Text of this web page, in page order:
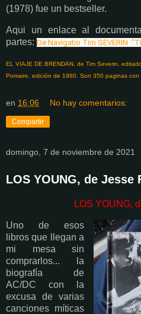
(1978) fue un bestseller.
Aqui un enlace al
partes: De Navigatio Tim SEVERIN
EL VIAJE DE BRENDAN, de Tim Severin,
Pomaire, edición de 1980. Son 350 paginas con
en 16:06 No hay comentarios:
Compartir
domingo, 7 de noviembre de 2021
LOS YOUNG, de Jesse
LOS YOUNG,
Uno de esos
libros que llegan a
mi mesa sin
comprarlos... la
biografía de
AC/DC con la
excusa de varias
canciones míticas